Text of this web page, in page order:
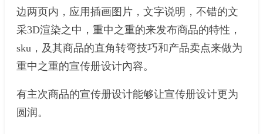
边两页内，应用插画图片，文字说明，不错的文
采3D渲染之中，重中之重的来发布商品的特性，
sku，及其商品的直角转弯技巧和产品卖点来做为
重中之重的宣传册设计內容。
有主次商品的宣传册设计能够让宣传册设计更为
圆润。